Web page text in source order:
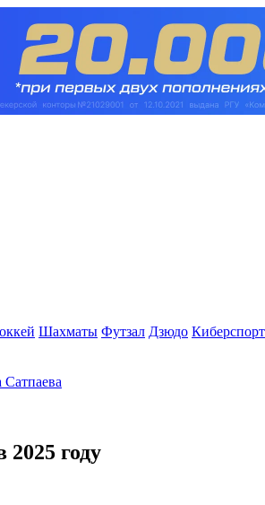
Шахматы Футзал Дзюдо Киберспорт
Сатпаева
году